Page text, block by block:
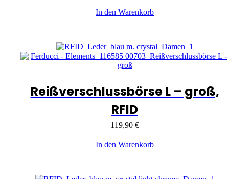
In den Warenkorb
Reißverschlussbörse L – groß,
RFID
119,90 €
In den Warenkorb